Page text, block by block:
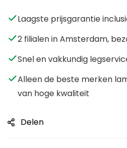
Laagste prijsgarantie
2 filialen in Amsterdam,
Snel en vakkundig
Alleen de beste merken
van hoge kwaliteit
Delen